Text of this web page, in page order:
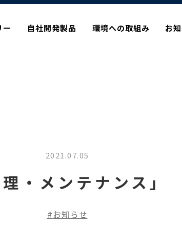
ー 自社開発製品 環境への取組み お
2021.07.05
理・メンテナンス」
お知らせ